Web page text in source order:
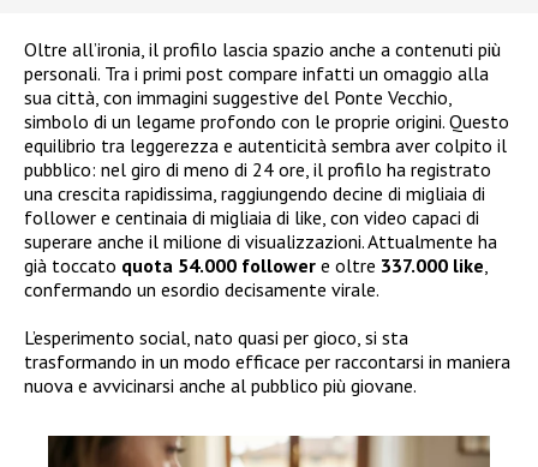
Oltre all’ironia, il profilo lascia spazio anche a contenuti più
personali. Tra i primi post compare infatti un omaggio alla
sua città, con immagini suggestive del Ponte Vecchio,
simbolo di un legame profondo con le proprie origini. Questo
equilibrio tra leggerezza e autenticità sembra aver colpito il
pubblico: nel giro di meno di 24 ore, il profilo ha registrato
una crescita rapidissima, raggiungendo decine di migliaia di
follower e centinaia di migliaia di like, con video capaci di
superare anche il milione di visualizzazioni. Attualmente ha
già toccato quota 54.000 follower e oltre 337.000 like,
confermando un esordio decisamente virale.
L’esperimento social, nato quasi per gioco, si sta
trasformando in un modo efficace per raccontarsi in maniera
nuova e avvicinarsi anche al pubblico più giovane.